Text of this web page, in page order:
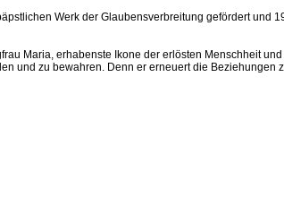
Werk der Glaubensverbreitung gefördert
Maria, erhabenste Ikone der erlösten Menschheit
und zu bewahren. Denn er erneuert die